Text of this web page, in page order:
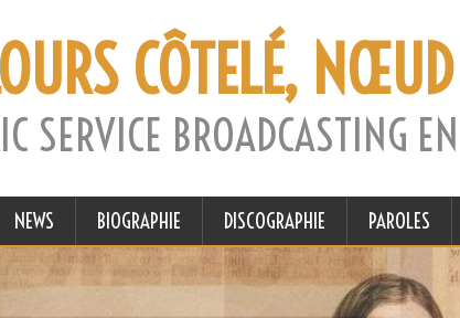
CÔTELÉ,
SERVICE BROADCASTING
NEWS BIOGRAPHIE DISCOGRAPHIE PAROLES